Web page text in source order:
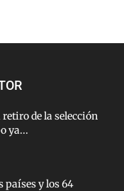
de la selección
ya...
países y los 64